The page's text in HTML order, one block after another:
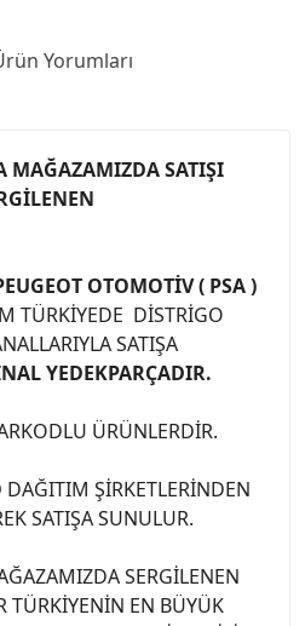
Yorumları
MAĞAZAMIZDA SATIŞI
OTOMOTİV ( PSA )
TÜRKİYEDE DİSTRİGO
SATIŞA
YEDEKPARÇADIR.
ÜRÜNLERDİR.
DAĞITIM ŞİRKETLERİNDEN
SATIŞA SUNULUR.
SERGİLENEN
TÜRKİYENİN EN BÜYÜK